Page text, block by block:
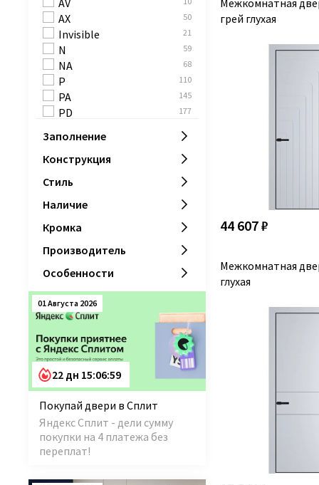
грей глухая
44 607 ₽
Межкомнатная
глухая
чёрный матовый RAL
9005
3
чёрный матовый
RAL9005
14
шампань 30
AV
AX 50
Invisible 21
N 59
NA 68
P 110
PA 145
PD 177
PW 29
Заполнение
Конструкция
Стиль
Наличие
Кромка
Производитель
Особенности
01 Августа 2026
22 дн 15:06:58
Покупай двери в Сплит
Яндекс Сплит - дели сумму
покупки на 4 платежа без
переплат!